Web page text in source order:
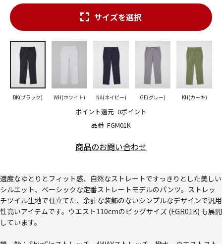
品番 FGM01K
ポイント還元 0ポイント
サイズを選択
BK(ブラック) WH(ホワイト) NA(ネイビー) GE(グレー) KH(カーキ)
商品のお問い合わせ
適度なゆとりとフィット感、自然なストレートですっきりとした美しい
シルエット、ベーシックな定番ストレートモデルのパンツ。ストレッ
チツイル生地で仕立てた、余計な装飾のないシンプルなデザインで汎用
性高いアイテムです。ウエスト110cmのビッグサイズ (FGR01K) も展開
しています。